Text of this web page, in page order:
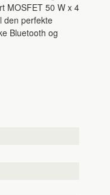
MOSFET 50 W x 4
den perfekte
Bluetooth og